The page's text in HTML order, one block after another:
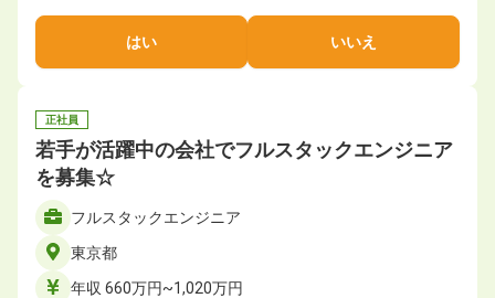
はい いいえ
正社員
若手が活躍中の会社でフルスタックエンジニア
を募集☆
フルスタックエンジニア
東京都
年収 660万円~1,020万円